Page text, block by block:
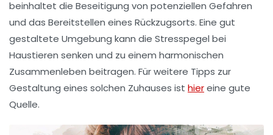
beinhaltet die Beseitigung von potenziellen Gefahren
und das Bereitstellen eines Rückzugsorts. Eine gut
gestaltete Umgebung kann die Stresspegel bei
Haustieren senken und zu einem harmonischen
Zusammenleben beitragen. Für weitere Tipps zur
Gestaltung eines solchen Zuhauses ist hiereine gute
Quelle.